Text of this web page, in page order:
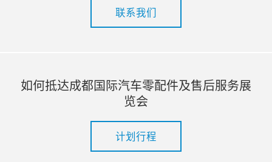
联系我们
如何抵达成都国际汽车零配件及售后服务展
览会
计划行程